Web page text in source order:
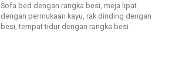
Sofa bed dengan rangka besi, meja lipat
dengan permukaan kayu, rak dinding dengan
besi, tempat tidur dengan rangka besi